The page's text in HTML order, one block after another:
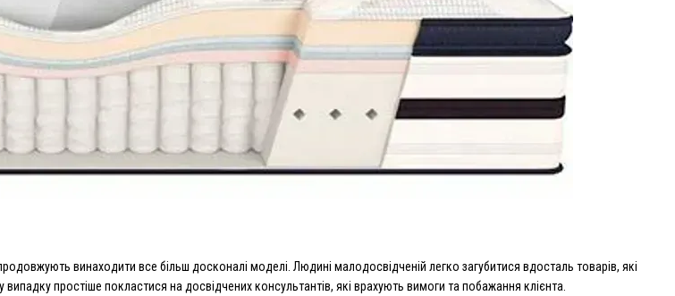
винаходити все більш досконалі моделі. Людині малодосвідченій легко загубитися вдосталь товарів, які
простіше покластися на досвідчених консультантів, які врахують вимоги та побажання клієнта.